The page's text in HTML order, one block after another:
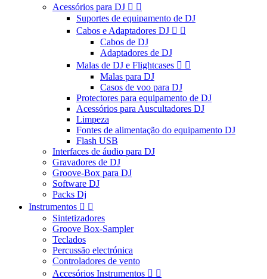
Acessórios para DJ  
Suportes de equipamento de DJ
Cabos e Adaptadores DJ  
Cabos de DJ
Adaptadores de DJ
Malas de DJ e Flightcases  
Malas para DJ
Casos de voo para DJ
Protectores para equipamento de DJ
Acessórios para Auscultadores DJ
Limpeza
Fontes de alimentação do equipamento DJ
Flash USB
Interfaces de áudio para DJ
Gravadores de DJ
Groove-Box para DJ
Software DJ
Packs Dj
Instrumentos  
Sintetizadores
Groove Box-Sampler
Teclados
Percussão electrónica
Controladores de vento
Accesórios Instrumentos  